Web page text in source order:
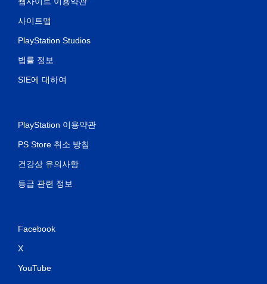
사이트맵
PlayStation Studios
법률 정보
SIE에 대하여
PlayStation 이용약관
PS Store 취소 방침
건강상 유의사항
등급 관련 정보
Facebook
X
YouTube